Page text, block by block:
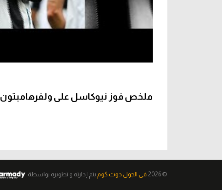
ملخص فوز نيوكاسل على ولفرهامبتون 1-0 (الدوري الإنجليزي)
© 2026 فى الجول دوت كوم يتم إدارته و تطويره بواسطة